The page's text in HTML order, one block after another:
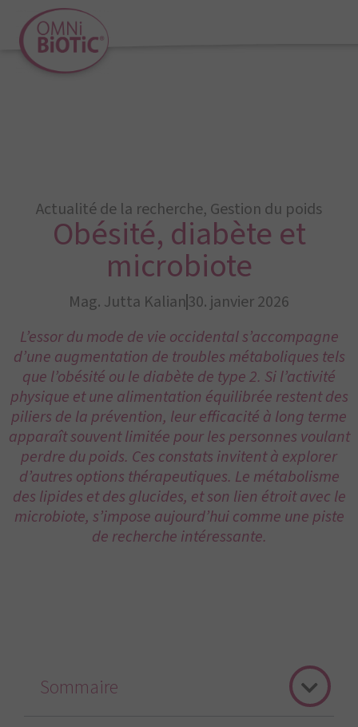
Actualité de la recherche, Gestion du poids
Obésité, diabète et
microbiote
Mag. Jutta Kalian30. janvier 2026
L’essor du mode de vie occidental s’accompagne
d’une augmentation de troubles métaboliques tels
que l’obésité ou le diabète de type 2. Si l’activité
physique et une alimentation équilibrée restent des
piliers de la prévention, leur efficacité à long terme
apparaît souvent limitée pour les personnes voulant
perdre du poids. Ces constats invitent à explorer
d’autres options thérapeutiques. Le métabolisme
des lipides et des glucides, et son lien étroit avec le
microbiote, s’impose aujourd’hui comme une piste
de recherche intéressante.
Sommaire